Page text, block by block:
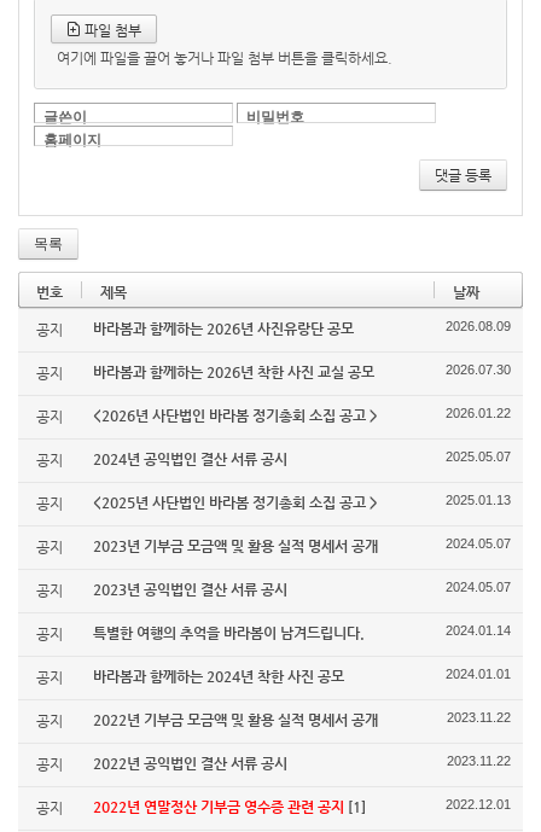
파일 첨부
여기에 파일을 끌어 놓거나 파일 첨부 버튼을 클릭하세요.
글쓴이
비밀번호
홈페이지
댓글 등록
목록
번호 제목 날짜
공지 바라봄과 함께하는 2026년 사진유랑단 공모 2026.08.09
공지 바라봄과 함께하는 2026년 착한 사진 교실 공모 2026.07.30
공지 <2026년 사단법인 바라봄 정기총회 소집 공고 > 2026.01.22
공지 2024년 공익법인 결산 서류 공시 2025.05.07
공지 <2025년 사단법인 바라봄 정기총회 소집 공고 > 2025.01.13
공지 2023년 기부금 모금액 및 활용 실적 명세서 공개 2024.05.07
공지 2023년 공익법인 결산 서류 공시 2024.05.07
공지 특별한 여행의 추억을 바라봄이 남겨드립니다. 2024.01.14
공지 바라봄과 함께하는 2024년 착한 사진 공모 2024.01.01
공지 2022년 기부금 모금액 및 활용 실적 명세서 공개 2023.11.22
공지 2022년 공익법인 결산 서류 공시 2023.11.22
공지 2022년 연말정산 기부금 영수증 관련 공지 [1] 2022.12.01